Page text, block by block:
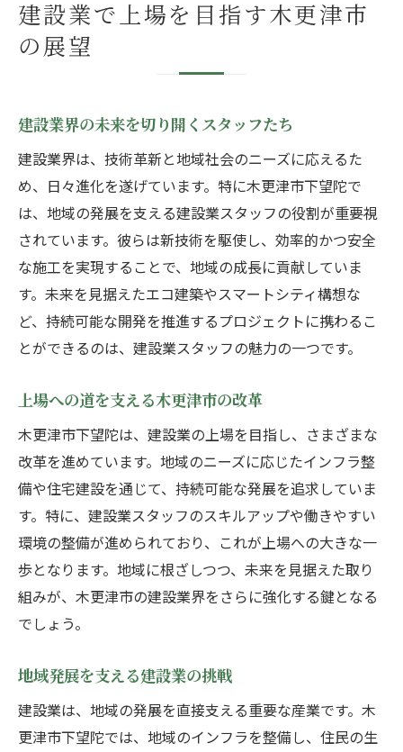
建設業で上場を目指す木更津市
の展望
建設業界の未来を切り開くスタッフたち
建設業界は、技術革新と地域社会のニーズに応えるた
め、日々進化を遂げています。特に木更津市下望陀で
は、地域の発展を支える建設業スタッフの役割が重要視
されています。彼らは新技術を駆使し、効率的かつ安全
な施工を実現することで、地域の成長に貢献していま
す。未来を見据えたエコ建築やスマートシティ構想な
ど、持続可能な開発を推進するプロジェクトに携わるこ
とができるのは、建設業スタッフの魅力の一つです。
上場への道を支える木更津市の改革
木更津市下望陀は、建設業の上場を目指し、さまざまな
改革を進めています。地域のニーズに応じたインフラ整
備や住宅建設を通じて、持続可能な発展を追求していま
す。特に、建設業スタッフのスキルアップや働きやすい
環境の整備が進められており、これが上場への大きな一
歩となります。地域に根ざしつつ、未来を見据えた取り
組みが、木更津市の建設業界をさらに強化する鍵となる
でしょう。
地域発展を支える建設業の挑戦
建設業は、地域の発展を直接支える重要な産業です。木
更津市下望陀では、地域のインフラを整備し、住民の生